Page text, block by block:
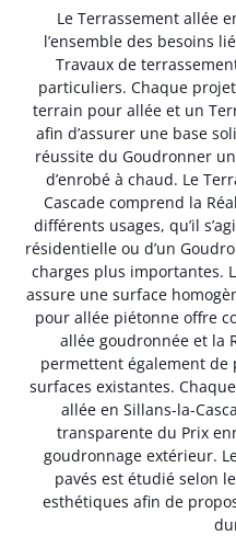
Le Terrassement allée
l’ensemble des besoins
Travaux de
particuliers. Chaque
terrain pour allée et un
afin d’assurer une base
réussite du Goudronner
d’enrobé à chaud. Le
Cascade comprend la
différents usages, qu’il
résidentielle ou d’un
charges plus importantes.
assure une surface
pour allée piétonne offre
allée goudronnée et la
permettent également de
surfaces existantes.
allée en Sillans-la-
transparente du Prix
goudronnage extérieur.
pavés est étudié selon
esthétiques afin de